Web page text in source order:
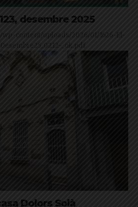
desembre 2025
content/uploads/2026/01/1626-El-
_ok.pdf
Dolors Solà